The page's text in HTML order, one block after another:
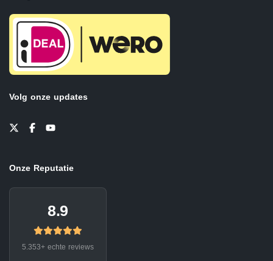
Volg onze updates
Onze Reputatie
8.9
5.353+ echte reviews